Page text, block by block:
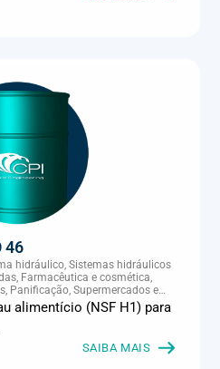
46
hidráulico, Sistemas hidráulicos
Farmacêutica e cosmética,
Panificação, Supermercados e
alimentício (NSF H1) para
SAIBA MAIS